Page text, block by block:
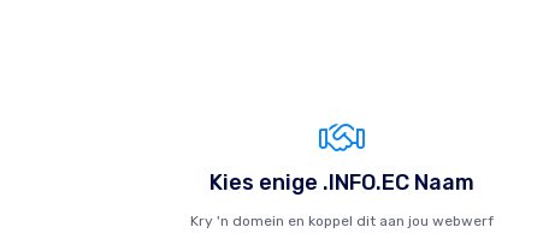
Kies enige .INFO.EC Naam
Kry 'n domein en koppel dit aan jou webwerf